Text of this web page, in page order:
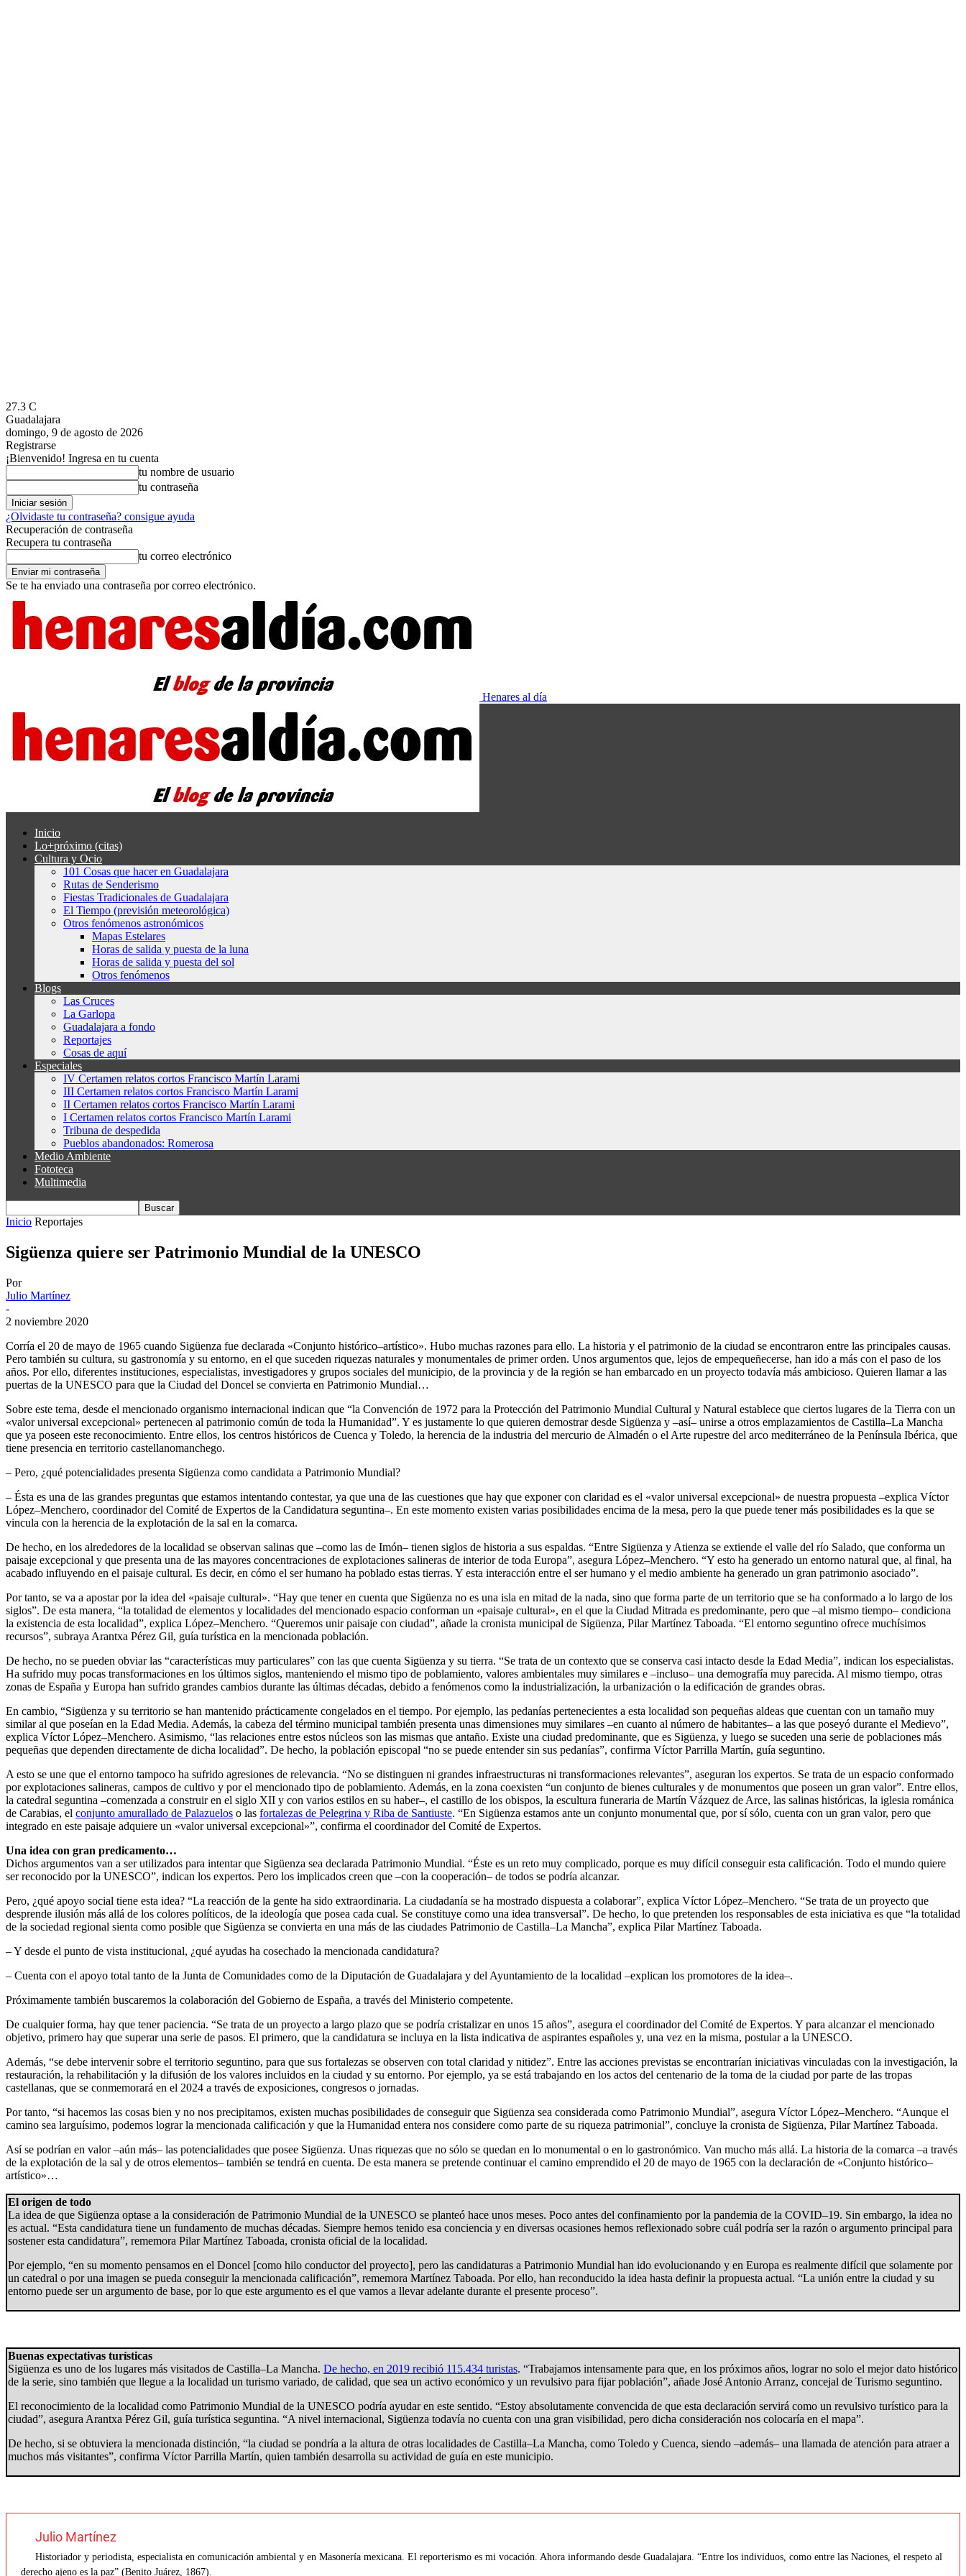
27.3 C
Guadalajara
domingo, 9 de agosto de 2026
Registrarse
¡Bienvenido! Ingresa en tu cuenta
tu nombre de usuario
tu contraseña
¿Olvidaste tu contraseña? consigue ayuda
Recuperación de contraseña
Recupera tu contraseña
tu correo electrónico
Se te ha enviado una contraseña por correo electrónico.
Henares al día
Inicio
Lo+próximo (citas)
Cultura y Ocio
101 Cosas que hacer en Guadalajara
Rutas de Senderismo
Fiestas Tradicionales de Guadalajara
El Tiempo (previsión meteorológica)
Otros fenómenos astronómicos
Mapas Estelares
Horas de salida y puesta de la luna
Horas de salida y puesta del sol
Otros fenómenos
Blogs
Las Cruces
La Garlopa
Guadalajara a fondo
Reportajes
Cosas de aquí
Especiales
IV Certamen relatos cortos Francisco Martín Larami
III Certamen relatos cortos Francisco Martín Larami
II Certamen relatos cortos Francisco Martín Larami
I Certamen relatos cortos Francisco Martín Larami
Tribuna de despedida
Pueblos abandonados: Romerosa
Medio Ambiente
Fototeca
Multimedia
Inicio Reportajes
Sigüenza quiere ser Patrimonio Mundial de la UNESCO
Por
Julio Martínez
-
2 noviembre 2020
Corría el 20 de mayo de 1965 cuando Sigüenza fue declarada «Conjunto histórico–artístico». Hubo muchas razones para ello. La historia y el patrimonio de la ciudad se encontraron entre las principales causas.
Pero también su cultura, su gastronomía y su entorno, en el que suceden riquezas naturales y monumentales de primer orden. Unos argumentos que, lejos de empequeñecerse, han ido a más con el paso de los
años. Por ello, diferentes instituciones, especialistas, investigadores y grupos sociales del municipio, de la provincia y de la región se han embarcado en un proyecto todavía más ambicioso. Quieren llamar a las
puertas de la UNESCO para que la Ciudad del Doncel se convierta en Patrimonio Mundial…
Sobre este tema, desde el mencionado organismo internacional indican que “la Convención de 1972 para la Protección del Patrimonio Mundial Cultural y Natural establece que ciertos lugares de la Tierra con un
«valor universal excepcional» pertenecen al patrimonio común de toda la Humanidad”. Y es justamente lo que quieren demostrar desde Sigüenza y –así– unirse a otros emplazamientos de Castilla–La Mancha
que ya poseen este reconocimiento. Entre ellos, los centros históricos de Cuenca y Toledo, la herencia de la industria del mercurio de Almadén o el Arte rupestre del arco mediterráneo de la Península Ibérica, que
tiene presencia en territorio castellanomanchego.
– Pero, ¿qué potencialidades presenta Sigüenza como candidata a Patrimonio Mundial?
– Ésta es una de las grandes preguntas que estamos intentando contestar, ya que una de las cuestiones que hay que exponer con claridad es el «valor universal excepcional» de nuestra propuesta –explica Víctor
López–Menchero, coordinador del Comité de Expertos de la Candidatura seguntina–. En este momento existen varias posibilidades encima de la mesa, pero la que puede tener más posibilidades es la que se
vincula con la herencia de la explotación de la sal en la comarca.
De hecho, en los alrededores de la localidad se observan salinas que –como las de Imón– tienen siglos de historia a sus espaldas. “Entre Sigüenza y Atienza se extiende el valle del río Salado, que conforma un
paisaje excepcional y que presenta una de las mayores concentraciones de explotaciones salineras de interior de toda Europa”, asegura López–Menchero. “Y esto ha generado un entorno natural que, al final, ha
acabado influyendo en el paisaje cultural. Es decir, en cómo el ser humano ha poblado estas tierras. Y esta interacción entre el ser humano y el medio ambiente ha generado un gran patrimonio asociado”.
Por tanto, se va a apostar por la idea del «paisaje cultural». “Hay que tener en cuenta que Sigüenza no es una isla en mitad de la nada, sino que forma parte de un territorio que se ha conformado a lo largo de los
siglos”. De esta manera, “la totalidad de elementos y localidades del mencionado espacio conforman un «paisaje cultural», en el que la Ciudad Mitrada es predominante, pero que –al mismo tiempo– condiciona
la existencia de esta localidad”, explica López–Menchero. “Queremos unir paisaje con ciudad”, añade la cronista municipal de Sigüenza, Pilar Martínez Taboada. “El entorno seguntino ofrece muchísimos
recursos”, subraya Arantxa Pérez Gil, guía turística en la mencionada población.
De hecho, no se pueden obviar las “características muy particulares” con las que cuenta Sigüenza y su tierra. “Se trata de un contexto que se conserva casi intacto desde la Edad Media”, indican los especialistas.
Ha sufrido muy pocas transformaciones en los últimos siglos, manteniendo el mismo tipo de poblamiento, valores ambientales muy similares e –incluso– una demografía muy parecida. Al mismo tiempo, otras
zonas de España y Europa han sufrido grandes cambios durante las últimas décadas, debido a fenómenos como la industrialización, la urbanización o la edificación de grandes obras.
En cambio, “Sigüenza y su territorio se han mantenido prácticamente congelados en el tiempo. Por ejemplo, las pedanías pertenecientes a esta localidad son pequeñas aldeas que cuentan con un tamaño muy
similar al que poseían en la Edad Media. Además, la cabeza del término municipal también presenta unas dimensiones muy similares –en cuanto al número de habitantes– a las que poseyó durante el Medievo”,
explica Víctor López–Menchero. Asimismo, “las relaciones entre estos núcleos son las mismas que antaño. Existe una ciudad predominante, que es Sigüenza, y luego se suceden una serie de poblaciones más
pequeñas que dependen directamente de dicha localidad”. De hecho, la población episcopal “no se puede entender sin sus pedanías”, confirma Víctor Parrilla Martín, guía seguntino.
A esto se une que el entorno tampoco ha sufrido agresiones de relevancia. “No se distinguen ni grandes infraestructuras ni transformaciones relevantes”, aseguran los expertos. Se trata de un espacio conformado
por explotaciones salineras, campos de cultivo y por el mencionado tipo de poblamiento. Además, en la zona coexisten “un conjunto de bienes culturales y de monumentos que poseen un gran valor”. Entre ellos,
la catedral seguntina –comenzada a construir en el siglo XII y con varios estilos en su haber–, el castillo de los obispos, la escultura funeraria de Martín Vázquez de Arce, las salinas históricas, la iglesia románica
de Carabias, el conjunto amurallado de Palazuelos o las fortalezas de Pelegrina y Riba de Santiuste. “En Sigüenza estamos ante un conjunto monumental que, por sí sólo, cuenta con un gran valor, pero que
integrado en este paisaje adquiere un «valor universal excepcional»”, confirma el coordinador del Comité de Expertos.
Una idea con gran predicamento…
Dichos argumentos van a ser utilizados para intentar que Sigüenza sea declarada Patrimonio Mundial. “Éste es un reto muy complicado, porque es muy difícil conseguir esta calificación. Todo el mundo quiere
ser reconocido por la UNESCO”, indican los expertos. Pero los implicados creen que –con la cooperación– de todos se podría alcanzar.
Pero, ¿qué apoyo social tiene esta idea? “La reacción de la gente ha sido extraordinaria. La ciudadanía se ha mostrado dispuesta a colaborar”, explica Víctor López–Menchero. “Se trata de un proyecto que
desprende ilusión más allá de los colores políticos, de la ideología que posea cada cual. Se constituye como una idea transversal”. De hecho, lo que pretenden los responsables de esta iniciativa es que “la totalidad
de la sociedad regional sienta como posible que Sigüenza se convierta en una más de las ciudades Patrimonio de Castilla–La Mancha”, explica Pilar Martínez Taboada.
– Y desde el punto de vista institucional, ¿qué ayudas ha cosechado la mencionada candidatura?
– Cuenta con el apoyo total tanto de la Junta de Comunidades como de la Diputación de Guadalajara y del Ayuntamiento de la localidad –explican los promotores de la idea–.
Próximamente también buscaremos la colaboración del Gobierno de España, a través del Ministerio competente.
De cualquier forma, hay que tener paciencia. “Se trata de un proyecto a largo plazo que se podría cristalizar en unos 15 años”, asegura el coordinador del Comité de Expertos. Y para alcanzar el mencionado
objetivo, primero hay que superar una serie de pasos. El primero, que la candidatura se incluya en la lista indicativa de aspirantes españoles y, una vez en la misma, postular a la UNESCO.
Además, “se debe intervenir sobre el territorio seguntino, para que sus fortalezas se observen con total claridad y nitidez”. Entre las acciones previstas se encontrarían iniciativas vinculadas con la investigación, la
restauración, la rehabilitación y la difusión de los valores incluidos en la ciudad y su entorno. Por ejemplo, ya se está trabajando en los actos del centenario de la toma de la ciudad por parte de las tropas
castellanas, que se conmemorará en el 2024 a través de exposiciones, congresos o jornadas.
Por tanto, “si hacemos las cosas bien y no nos precipitamos, existen muchas posibilidades de conseguir que Sigüenza sea considerada como Patrimonio Mundial”, asegura Víctor López–Menchero. “Aunque el
camino sea larguísimo, podemos lograr la mencionada calificación y que la Humanidad entera nos considere como parte de su riqueza patrimonial”, concluye la cronista de Sigüenza, Pilar Martínez Taboada.
Así se podrían en valor –aún más– las potencialidades que posee Sigüenza. Unas riquezas que no sólo se quedan en lo monumental o en lo gastronómico. Van mucho más allá. La historia de la comarca –a través
de la explotación de la sal y de otros elementos– también se tendrá en cuenta. De esta manera se pretende continuar el camino emprendido el 20 de mayo de 1965 con la declaración de «Conjunto histórico–
artístico»…
El origen de todo
La idea de que Sigüenza optase a la consideración de Patrimonio Mundial de la UNESCO se planteó hace unos meses. Poco antes del confinamiento por la pandemia de la COVID–19. Sin embargo, la idea no
es actual. “Esta candidatura tiene un fundamento de muchas décadas. Siempre hemos tenido esa conciencia y en diversas ocasiones hemos reflexionado sobre cuál podría ser la razón o argumento principal para
sostener esta candidatura”, rememora Pilar Martínez Taboada, cronista oficial de la localidad.
Por ejemplo, “en su momento pensamos en el Doncel [como hilo conductor del proyecto], pero las candidaturas a Patrimonio Mundial han ido evolucionando y en Europa es realmente difícil que solamente por
un catedral o por una imagen se pueda conseguir la mencionada calificación”, rememora Martínez Taboada. Por ello, han reconducido la idea hasta definir la propuesta actual. “La unión entre la ciudad y su
entorno puede ser un argumento de base, por lo que este argumento es el que vamos a llevar adelante durante el presente proceso”.
Buenas expectativas turísticas
Sigüenza es uno de los lugares más visitados de Castilla–La Mancha. De hecho, en 2019 recibió 115.434 turistas. “Trabajamos intensamente para que, en los próximos años, lograr no solo el mejor dato histórico
de la serie, sino también que llegue a la localidad un turismo variado, de calidad, que sea un activo económico y un revulsivo para fijar población”, añade José Antonio Arranz, concejal de Turismo seguntino.
El reconocimiento de la localidad como Patrimonio Mundial de la UNESCO podría ayudar en este sentido. “Estoy absolutamente convencida de que esta declaración servirá como un revulsivo turístico para la
ciudad”, asegura Arantxa Pérez Gil, guía turística seguntina. “A nivel internacional, Sigüenza todavía no cuenta con una gran visibilidad, pero dicha consideración nos colocaría en el mapa”.
De hecho, si se obtuviera la mencionada distinción, “la ciudad se pondría a la altura de otras localidades de Castilla–La Mancha, como Toledo y Cuenca, siendo –además– una llamada de atención para atraer a
muchos más visitantes”, confirma Víctor Parrilla Martín, quien también desarrolla su actividad de guía en este municipio.
Julio Martínez
Historiador y periodista, especialista en comunicación ambiental y en Masonería mexicana. El reporterismo es mi vocación. Ahora informando desde Guadalajara. “Entre los individuos, como entre las Naciones, el respeto al
derecho ajeno es la paz” (Benito Juárez, 1867).